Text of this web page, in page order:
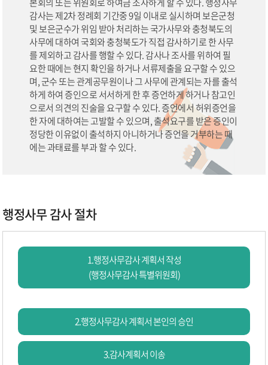
감사는 제2차 정례회 기간중 9일 이내로 실시하며 보은군청
및 보은군수가 위임 받아 처리하는국가사무와 충청북도의
사무에 대하여 국회와 충청북도가 직접 감사하기로 한 사무
를 제외하고 감사를 행할 수 있다.감사나 조사를 위하여 필
요한 때에는 현지 확인을 하거나 서류제출을 요구할 수 있으
며, 군수 또는 관계공무원이나그 사무에 관계되는 자를 출석
하게 하여 증인으로 서서하게 한 후 증언하게 하거나 참고인
으로서 의견의 진술을요구할 수 있다. 증언에서 허위증언을
한 자에 대하여는 고발할 수 있으며, 출석요구를 받은 증인이
정당한이유없이 출석하지 아니하거나 증언을 거부하는 때
에는 과태료를 부과 할 수 있다.
행정사무 감사 절차
1.행정사무감사 계획서 작성
(행정사무감사 특별위원회)
2.행정사무감사 계획서 본인의 승인
3.감사계획서 이송